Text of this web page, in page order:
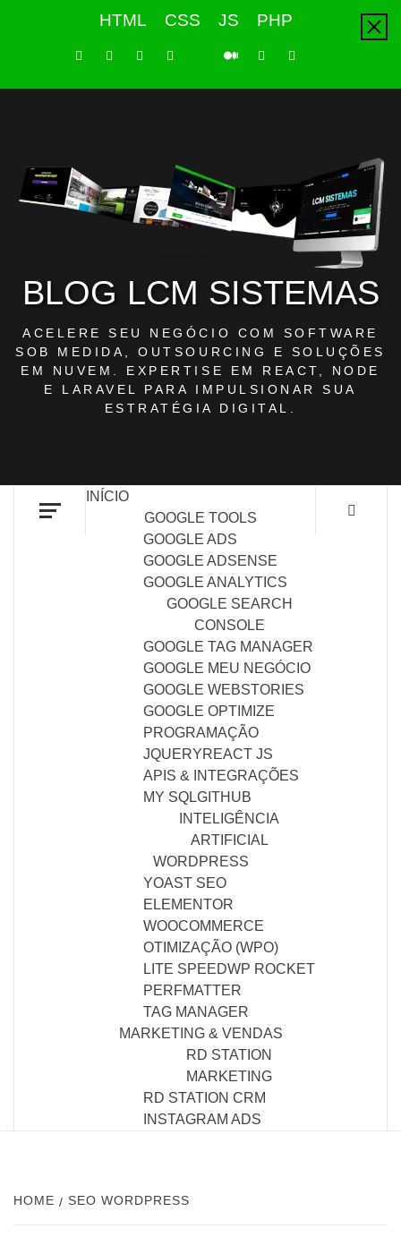
HTML CSS JS PHP
LinkedInInstagramFacebookYoutube PinterestTiktok
BLOG LCM SISTEMAS
ACELERE SEU NEGÓCIO COM SOFTWARE
SOB MEDIDA, OUTSOURCING E SOLUÇÕES
EM NUVEM. EXPERTISE EM REACT, NODE
E LARAVEL PARA IMPULSIONAR SUA
ESTRATÉGIA DIGITAL.
INÍCIO
GOOGLE TOOLS
GOOGLE ADS
GOOGLE ADSENSE
GOOGLE ANALYTICS
GOOGLE SEARCH
CONSOLE
GOOGLE TAG MANAGER
GOOGLE MEU NEGÓCIO
GOOGLE WEBSTORIES
GOOGLE OPTIMIZE
PROGRAMAÇÃO
JQUERYREACT JS
APIS & INTEGRAÇÕES
MY SQLGITHUB
INTELIGÊNCIA
ARTIFICIAL
WORDPRESS
YOAST SEO
ELEMENTOR
WOOCOMMERCE
OTIMIZAÇÃO (WPO)
LITE SPEEDWP ROCKET
PERFMATTER
TAG MANAGER
MARKETING & VENDAS
RD STATION
MARKETING
RD STATION CRM
INSTAGRAM ADS
HOME SEO WORDPRESS